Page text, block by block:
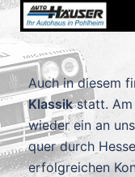
Auch in diesem
Klassikstatt. Am
wieder ein an
quer durch
erfolgreichen